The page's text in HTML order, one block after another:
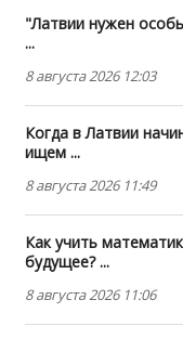
"Латвии нужен
...
8 августа 2026 12:03
Когда в Латвии
ищем ...
8 августа 2026 11:49
Как учить
будущее? ...
8 августа 2026 11:06